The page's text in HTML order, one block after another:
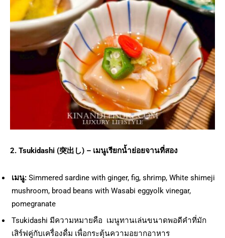
2. Tsukidashi (突出し) – เมนูเรียกน้ำย่อยจานที่สอง
เมนู: Simmered sardine with ginger, fig, shrimp, White shimeji
mushroom, broad beans with Wasabi eggyolk vinegar,
pomegranate
Tsukidashi มีความหมายคือ เมนูทานเล่นขนาดพอดีคำที่มัก
เสิร์ฟคู่กับเครื่องดื่ม เพื่อกระตุ้นความอยากอาหาร